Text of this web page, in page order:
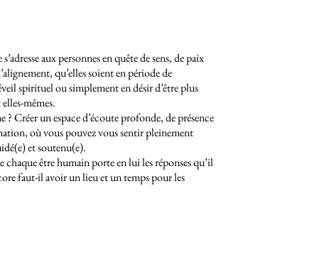
aux personnes en quête de sens, de paix
qu’elles soient en période de
spirituel ou simplement en désir d’être plus
mêmes.
? Créer un espace d’écoute profonde, de présence
où vous pouvez vous sentir pleinement
et soutenu(e).
chaque être humain porte en lui les réponses qu’il
faut-il avoir un lieu et un temps pour les